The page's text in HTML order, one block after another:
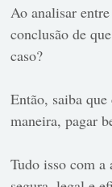
Ao analisar
conclusão de
caso?
Então, saiba
maneira, pagar
Tudo isso com